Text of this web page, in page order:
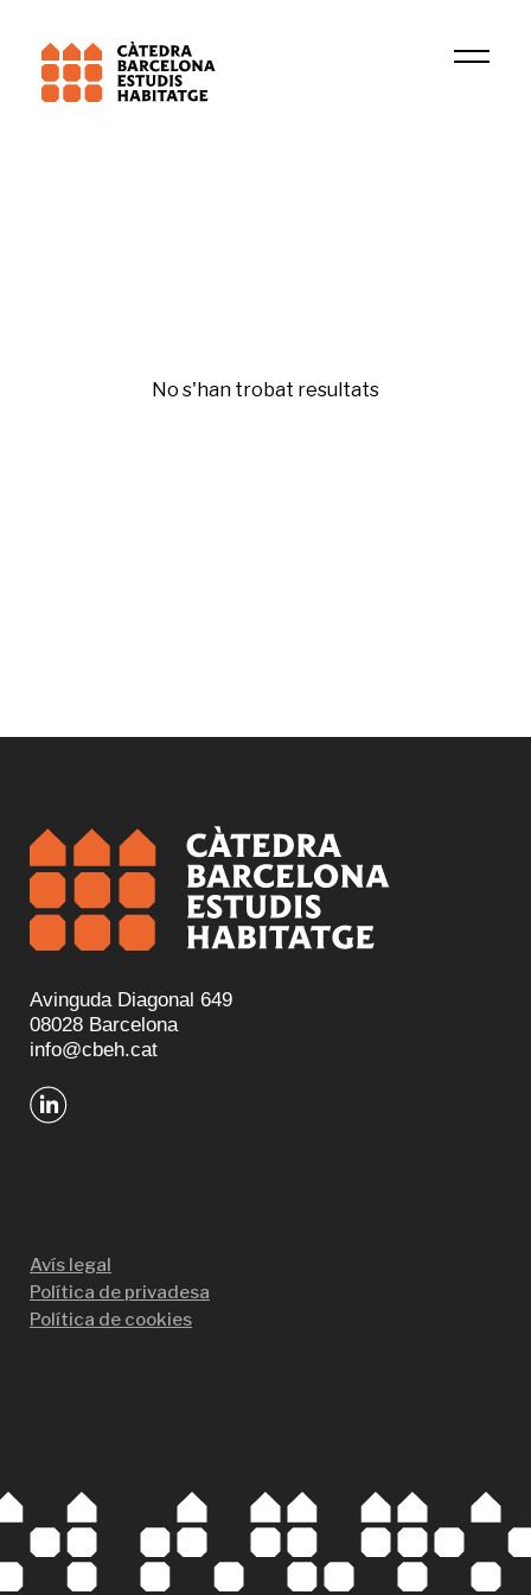
No s'han trobat resultats
Avinguda Diagonal 649
08028 Barcelona
info@cbeh.cat
Avís legal
Política de privadesa
Política de cookies